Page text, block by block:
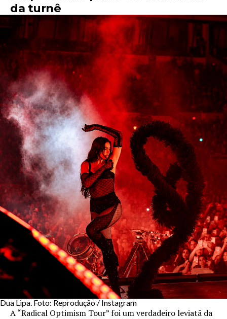
da turnê
Dua Lipa. Foto: Reprodução / Instagram
A “Radical Optimism Tour” foi um verdadeiro leviatã da